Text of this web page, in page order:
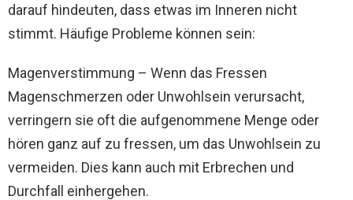
darauf hindeuten, dass etwas im Inneren nicht
stimmt. Häufige Probleme können sein:
Magenverstimmung – Wenn das Fressen
Magenschmerzen oder Unwohlsein verursacht,
verringern sie oft die aufgenommene Menge oder
hören ganz auf zu fressen, um das Unwohlsein zu
vermeiden. Dies kann auch mit Erbrechen und
Durchfall einhergehen.